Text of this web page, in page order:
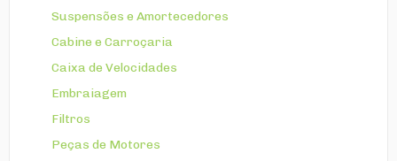
Suspensões e Amortecedores
Cabine e Carroçaria
Caixa de Velocidades
Embraiagem
Filtros
Peças de Motores